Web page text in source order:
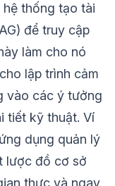
hệ thống tạo tài
để truy cập
làm cho nó
lập trình cảm
vào các ý tưởng
tiết kỹ thuật. Ví
dụng quản lý
lược đồ cơ sở